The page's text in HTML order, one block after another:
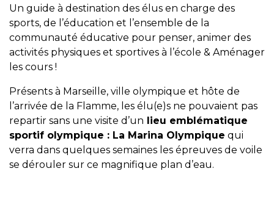
Un guide à destination des élus en charge des
sports, de l’éducation et l’ensemble de la
communauté éducative pour penser, animer des
activités physiques et sportives à l’école & Aménager
les cours !
Présents à Marseille, ville olympique et hôte de
l’arrivée de la Flamme, les élu(e)s ne pouvaient pas
repartir sans une visite d’un lieu emblématique
sportif olympique : La Marina Olympique qui
verra dans quelques semaines les épreuves de voile
se dérouler sur ce magnifique plan d’eau.